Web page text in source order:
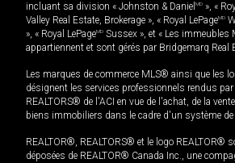
incluant sa division « Johnston & Daniel MD », «
Valley Real Estate, Brokerage », « Royal LePageMD
», « Royal LePageMD Sussex », et « Les immeubles
appartiennent et sont gérés par Bridgemarq Real
Les marques de commerce MLS® ainsi que les
désignent les services professionnels rendus
REALTORS® de l'ACI en vue de l'achat, de la
biens immobiliers dans le cadre d'un système de
REALTOR®, REALTORS® et le logo REALTOR®
déposées de REALTOR® Canada Inc., une